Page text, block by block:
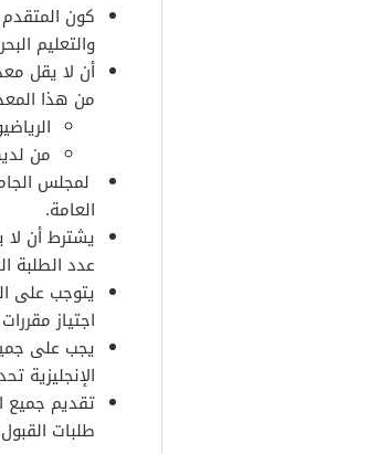
كون
والتعليم
من هذا
من
العامة.
عدد الطلبة
يتوجب على
اجتياز
يجب على
الإنجليزية
تقديم جميع
طلبات